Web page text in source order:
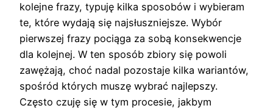
kolejne frazy, typuję kilka sposobów i wybieram
te, które wydają się najsłuszniejsze. Wybór
pierwszej frazy pociąga za sobą konsekwencje
dla kolejnej. W ten sposób zbiory się powoli
zawężają, choć nadal pozostaje kilka wariantów,
spośród których muszę wybrać najlepszy.
Często czuję się w tym procesie, jakbym